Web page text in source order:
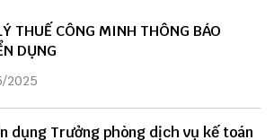
THUẾ CÔNG MINH THÔNG BÁO
DỤNG
2025
dụng Trưởng phòng dịch vụ kế toán